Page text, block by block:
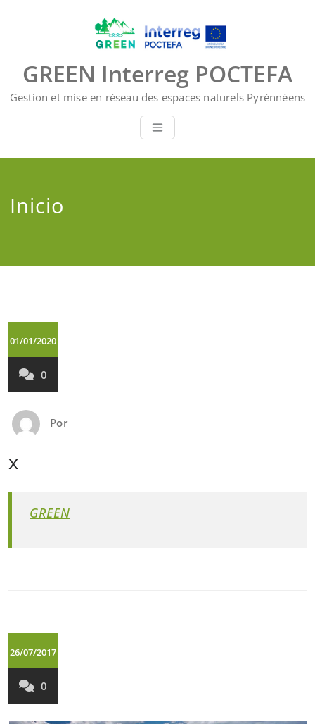
GREEN Interreg POCTEFA
Gestion et mise en réseau des espaces naturels Pyrénnéens
Inicio
01/01/2020
0
Por
x
GREEN
26/07/2017
0